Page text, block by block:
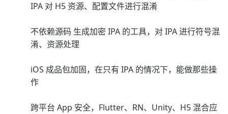
IPA 对 H5 资源、配置文件进行混淆
不依赖源码 生成加密 IPA 的工具，对 IPA 进行符号混
淆、资源处理
iOS 成品包加固，在只有 IPA 的情况下，能做那些操
作
跨平台 App 安全，Flutter、RN、Unity、H5 混合应